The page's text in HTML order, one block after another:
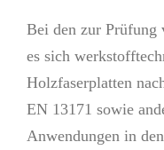
Bei den zur Prüfung
es sich
Holzfaserplatten
EN 13171 sowie
Anwendungen in